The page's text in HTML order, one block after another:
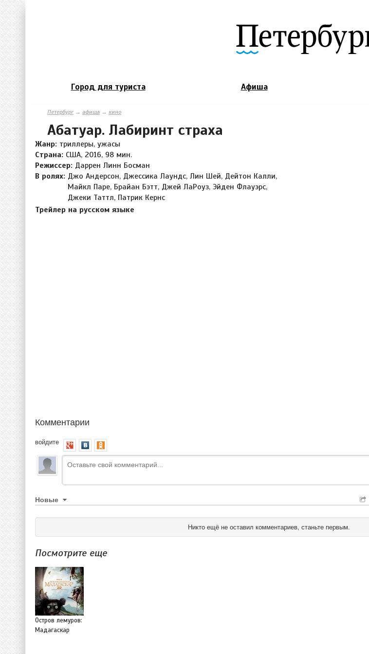
Город для туриста Афиша
Петербург→ афиша → кино
Абатуар. Лабиринт страха
Жанр: триллеры, ужасы
Страна: США, 2016, 98 мин.
Режиссер: Даррен Линн Босман
В ролях: Джо Андерсон, Джессика Лаундс, Лин Шей, Дейтон Калли,
Майкл Паре, Брайан Бэтт, Джей ЛаРоуз, Эйден Флауэрс,
Джеки Таттл, Патрик Кернс
Трейлер на русском языке
Комментарии
войдите
Новые
Никто ещё не оставил комментариев, станьте первым.
Посмотрите еще
Остров лемуров:
Мадагаскар